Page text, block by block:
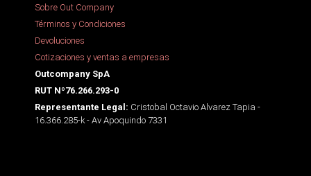
Sobre Out Company
Términos y Condiciones
Devoluciones
Cotizaciones y ventas a empresas
Outcompany SpA
RUT Nº76.266.293-0
Representante Legal: Cristobal Octavio Alvarez Tapia -
16.366.285-k - Av Apoquindo 7331